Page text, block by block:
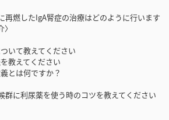
燃したIgA腎症の治療はどのように行います
て教えてください
えてください
は何ですか？
に利尿薬を使う時のコツを教えてください